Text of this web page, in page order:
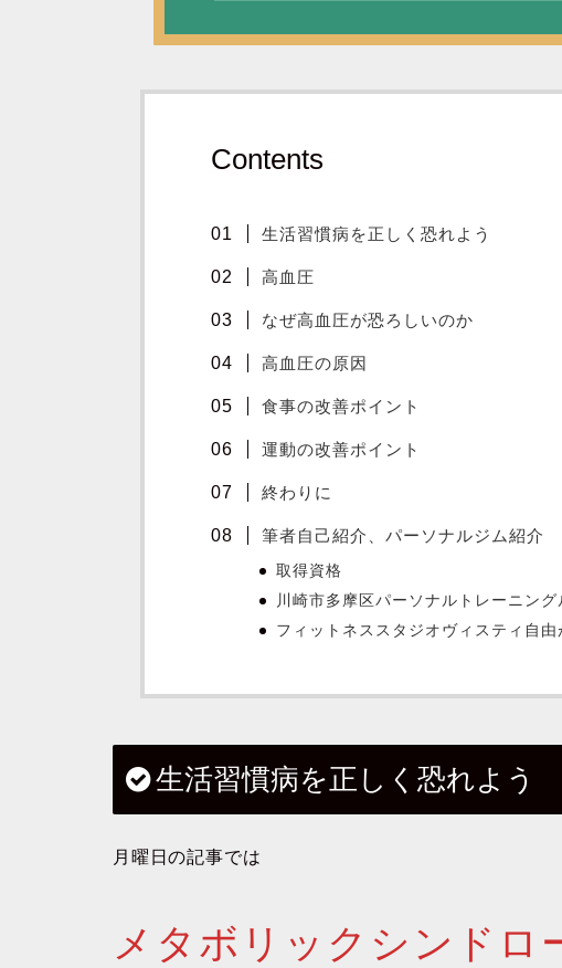
Contents
生活習慣病を正しく恐れよう
高血圧
なぜ高血圧が恐ろしいのか
高血圧の原因
食事の改善ポイント
運動の改善ポイント
終わりに
筆者自己紹介、パーソナルジム紹介
取得資格
川崎市多摩区パーソナルトレーニング
フィットネススタジオヴィスティ自由
生活習慣病を正しく恐れよう
月曜日の記事では
メタボリックシンドロ